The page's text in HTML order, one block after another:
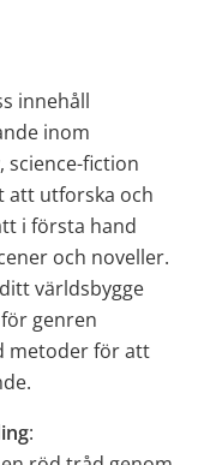
innehåll
inom
science-fiction
att utforska och
i första hand
och noveller.
världsbygge
genren
metoder för att
: